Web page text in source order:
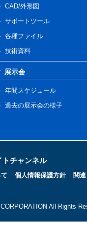
CAD/外形図
サポートツール
各種ファイル
技術資料
展示会
年間スケジュール
過去の展示会の様子
トチャンネル
個人情報保護方針 関
All Rights